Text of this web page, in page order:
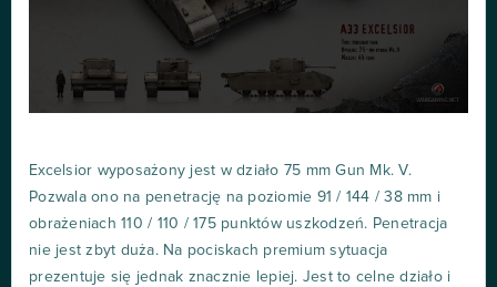
Excelsior wyposażony jest w działo 75 mm Gun Mk. V.
Pozwala ono na penetrację na poziomie 91 / 144 / 38 mm i
obrażeniach 110 / 110 / 175 punktów uszkodzeń. Penetracja
nie jest zbyt duża. Na pociskach premium sytuacja
prezentuje się jednak znacznie lepiej. Jest to celne działo i